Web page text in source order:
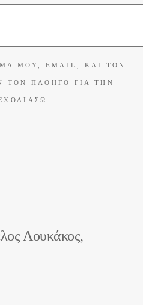
ΜΟΥ, EMAIL, ΚΑΙ ΤΟΝ
ΤΟΝ ΠΛΟΗΓΌ ΓΙΑ ΤΗΝ
Λουκάκος,